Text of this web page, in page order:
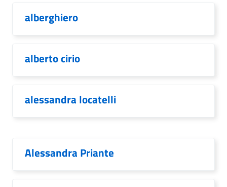
alberghiero
alberto cirio
alessandra locatelli
Alessandra Priante